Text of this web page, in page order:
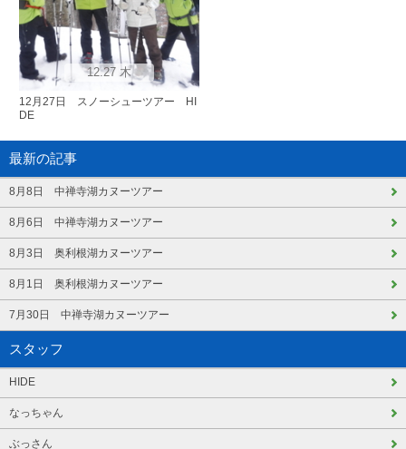
12.27 木
12月27日 スノーシューツアー HI
DE
最新の記事
8月8日 中禅寺湖カヌーツアー
8月6日 中禅寺湖カヌーツアー
8月3日 奥利根湖カヌーツアー
8月1日 奥利根湖カヌーツアー
7月30日 中禅寺湖カヌーツアー
スタッフ
HIDE
なっちゃん
ぶっさん